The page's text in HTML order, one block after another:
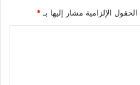
الحقول الإلزامية مشار إليها بـ*